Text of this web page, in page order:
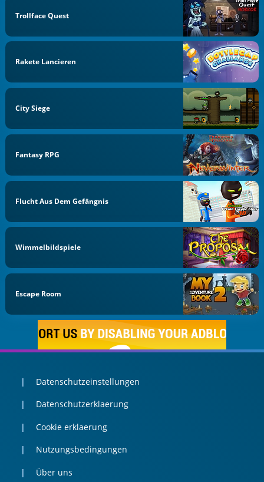
Trollface Quest
Rakete Lancieren
City Siege
Fantasy RPG
Flucht Aus Dem Gefängnis
Wimmelbildspiele
Escape Room
Datenschutzeinstellungen
Datenschutzerklaerung
Cookie erklaerung
Nutzungsbedingungen
Über uns